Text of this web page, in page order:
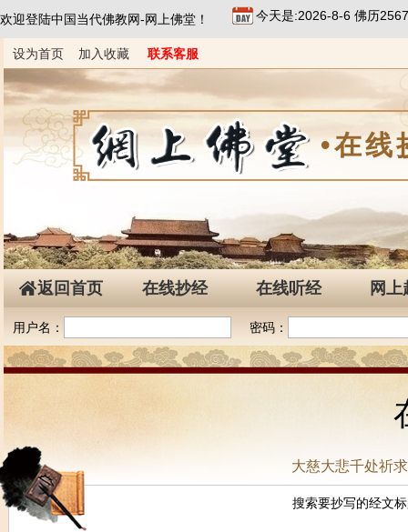
欢迎登陆中国当代佛教网-网上佛堂！ 今天是:2026-8-6 佛历
设为首页 加入收藏 联系客服
•在线
返回首页 在线抄经 在线听经 网上
用户名： 密码：
大慈大悲千处祈
搜索要抄写的经文